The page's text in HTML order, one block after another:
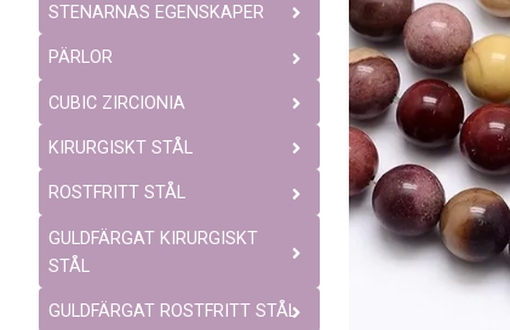
STENARNAS EGENSKAPER
PÄRLOR
CUBIC ZIRCIONIA
KIRURGISKT STÅL
ROSTFRITT STÅL
GULDFÄRGAT KIRURGISKT
STÅL
GULDFÄRGAT ROSTFRITT STÅL